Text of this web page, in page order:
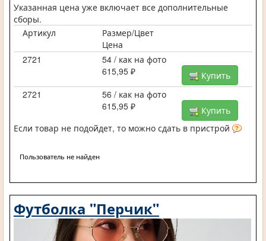
Указанная цена уже включает все дополнительные
сборы.
Артикул
Размер/Цвет
Цена
2721
54 / как на фото
615,95 ₽
Купить
2721
56 / как на фото
615,95 ₽
Купить
Если товар не подойдет, то можно сдать в пристрой
Пользователь не найден
Футболка "Перчик"